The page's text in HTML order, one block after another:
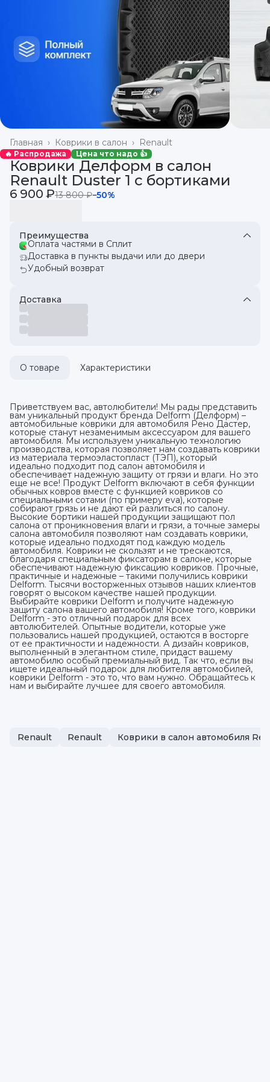
Renault
Коврики в салон ›
Главная ›
🔥 Распродажа Цена что надо 👍
Коврики Делформ в салон
Renault Duster 1 с бортиками
6 900 ₽13 800 ₽−50%
Преимущества
Оплата частями в Сплит
Доставка в пункты выдачи или до двери
Удобный возврат
Доставка
О товаре Характеристики
Приветствуем вас, автолюбители! Мы рады представить
вам уникальный продукт бренда Delform (Делформ) –
автомобильные коврики для автомобиля Рено Дастер,
которые станут незаменимым аксессуаром для вашего
автомобиля. Мы используем уникальную технологию
производства, которая позволяет нам создавать коврики
из материала термоэластопласт (ТЭП), который
идеально подходит под салон автомобиля и
обеспечивает надежную защиту от грязи и влаги. Но это
еще не все! Продукт Delform включают в себя функции
обычных ковров вместе с функцией ковриков со
специальными сотами (по примеру eva), которые
собирают грязь и не дают ей разлиться по салону.
Высокие бортики нашей продукции защищают пол
салона от проникновения влаги и грязи, а точные замеры
салона автомобиля позволяют нам создавать коврики,
которые идеально подходят под каждую модель
автомобиля. Коврики не скользят и не трескаются,
благодаря специальным фиксаторам в салоне, которые
обеспечивают надежную фиксацию ковриков. Прочные,
практичные и надежные – такими получились коврики
Delform. Тысячи восторженных отзывов наших клиентов
говорят о высоком качестве нашей продукции.
Выбирайте коврики Delform и получите надежную
защиту салона вашего автомобиля! Кроме того, коврики
Delform - это отличный подарок для всех
автолюбителей. Опытные водители, которые уже
пользовались нашей продукцией, остаются в восторге
от ее практичности и надежности. А дизайн ковриков,
выполненный в элегантном стиле, придаст вашему
автомобилю особый премиальный вид. Так что, если вы
ищете идеальный подарок для любителя автомобилей,
коврики Delform - это то, что вам нужно. Обращайтесь к
нам и выбирайте лучшее для своего автомобиля.
Renault Renault Коврики в салон автомобиля